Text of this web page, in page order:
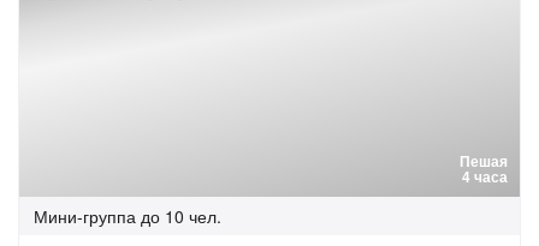
Пешая
4 часа
Мини-группа до 10 чел.